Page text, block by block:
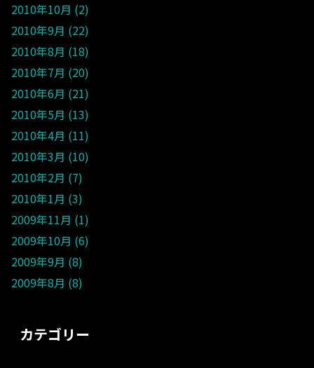
2010年10月 2
2010年9月 22
2010年8月 18
2010年7月 20
2010年6月 21
2010年5月 13
2010年4月 11
2010年3月 10
2010年2月 7
2010年1月 3
2009年11月 1
2009年10月 6
2009年9月 8
2009年8月 8
カテゴリー